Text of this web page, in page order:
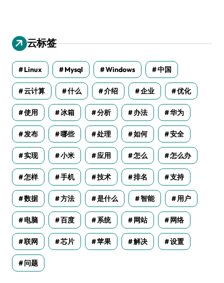
云标签
Linux Mysql Windows 中国
云计算 什么 介绍 企业 优化
使用 冰箱 分析 办法 华为
发布 哪些 处理 如何 安全
实现 小米 应用 怎么 怎么办
怎样 手机 技术 排名 支持
数据 方法 是什么 智能 用户
电脑 百度 系统 网站 网络
联网 芯片 苹果 解决 设置
问题